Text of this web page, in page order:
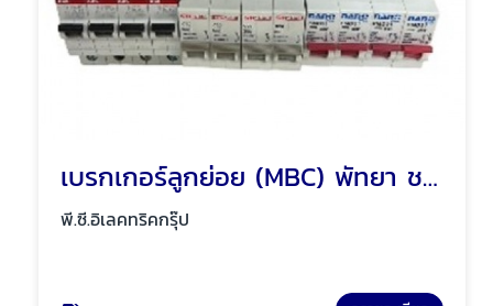
เบรกเกอร์ลูกย่อย (MBC) พัทยา ชลบุรี
พี.ซี.อิเลคทริคกรุ๊ป